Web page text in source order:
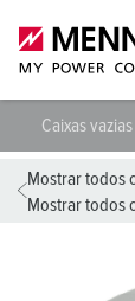
Caixas
Mostrar todos
Mostrar todos